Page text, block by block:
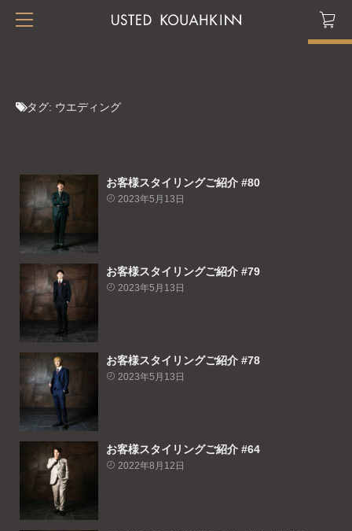
タグ: ウエディング
お客様スタイリングご紹介 #80
2023年5月13日
お客様スタイリングご紹介 #79
2023年5月13日
お客様スタイリングご紹介 #78
2023年5月13日
お客様スタイリングご紹介 #64
2022年8月12日